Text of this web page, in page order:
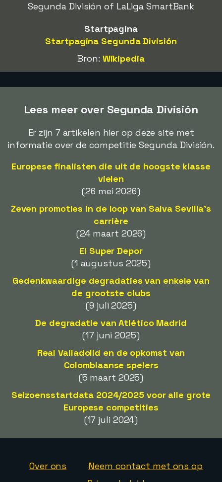
Segunda División of LaLiga SmartBank
Startpagina
Startpagina Segunda División
Bron: Wikipedia
Lees meer over Segunda División
Er zijn 7 artikelen hier op deze site met
informatie over de competitie Segunda División.
Europese finalisten die uit de hoogste klasse
vielen
(26 mei 2026)
Zeven promoties in de loop van Salva Sevilla's
carrière
(24 maart 2026)
El Super Depor
(1 augustus 2025)
Gedenkwaardige degradaties van enkele van
de grootste clubs
(9 juli 2025)
De degradatie van Atlético Madrid
(17 juni 2025)
Real Valladolid en de opkomst van
Colombiaanse spelers
(5 maart 2025)
Seizoensstartdata 2024/2025 voor alle grote
Europese competities
(17 juli 2024)
Over ons
Neem contact met ons op